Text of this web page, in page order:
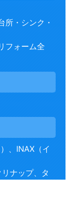
所・シンク・
フォーム全
、INAX（イ
ナップ、タ